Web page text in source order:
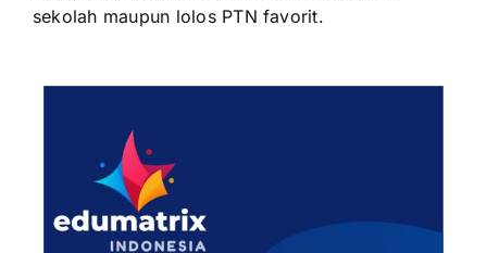
sekolah maupun lolos PTN favorit.